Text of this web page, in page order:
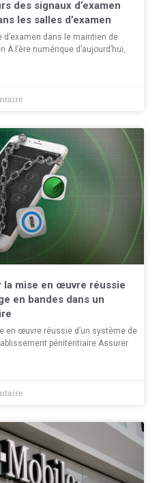
des signaux d’examen
les salles d’examen
d’examen dans le maintien de
l’ère numérique d’aujourd’hui,
la mise en œuvre réussie
en bandes dans un
en œuvre réussie d’un système de
pénitentiaire Assurer